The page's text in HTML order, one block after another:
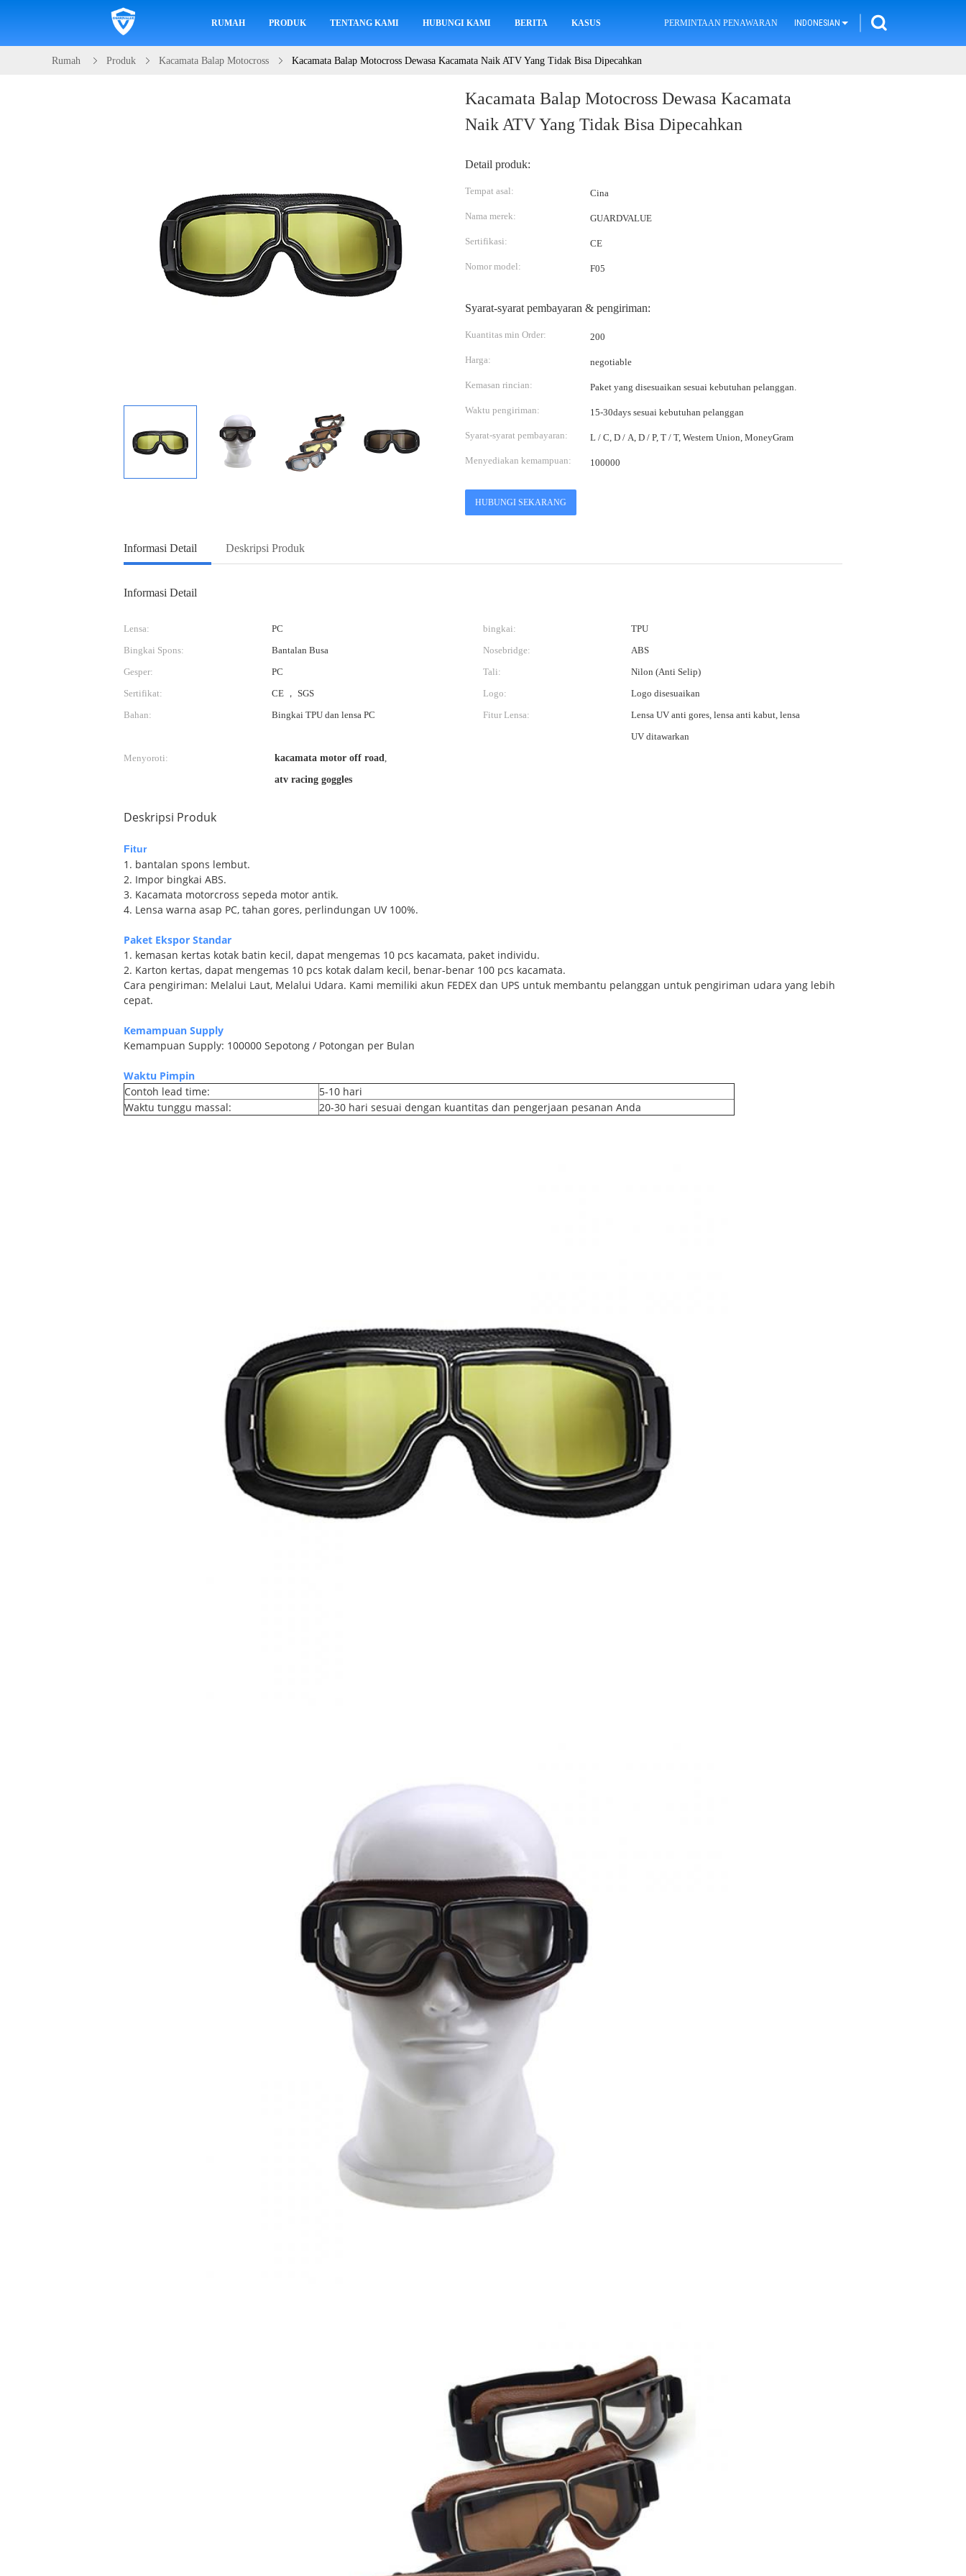
RUMAH PRODUK TENTANG KAMI HUBUNGI KAMI BERITA KASUS PERMINTAAN PENAWARAN INDONESIAN
Rumah Produk Kacamata Balap Motocross Kacamata Balap Motocross Dewasa Kacamata Naik ATV Yang Tidak Bisa Dipecahkan
Kacamata Balap Motocross Dewasa Kacamata
Naik ATV Yang Tidak Bisa Dipecahkan
Detail produk:
Tempat asal: Cina
Nama merek: GUARDVALUE
Sertifikasi: CE
Nomor model: F05
Syarat-syarat pembayaran & pengiriman:
Kuantitas min Order: 200
Harga: negotiable
Kemasan rincian: Paket yang disesuaikan sesuai kebutuhan pelanggan.
Waktu pengiriman: 15-30days sesuai kebutuhan pelanggan
Syarat-syarat pembayaran: L / C, D / A, D / P, T / T, Western Union, MoneyGram
Menyediakan kemampuan: 100000
HUBUNGI SEKARANG
Informasi Detail Deskripsi Produk
Informasi Detail
Lensa: PC bingkai:
TPU
Bingkai Spons:
Bantalan Busa Nosebridge:
ABS
Gesper:
PC Tali:
Nilon (Anti Selip)
Sertifikat:
CE ， SGS Logo:
Logo disesuaikan
Bahan:
Bingkai TPU dan lensa PC Fitur Lensa:
Lensa UV anti gores, lensa anti kabut, lensa
UV ditawarkan
Menyoroti:
kacamata motor off road,
atv racing goggles
Deskripsi Produk
Fitur
1. bantalan spons lembut.
2. Impor bingkai ABS.
3. Kacamata motorcross sepeda motor antik.
4. Lensa warna asap PC, tahan gores, perlindungan UV 100%.
Paket Ekspor Standar
1. kemasan kertas kotak batin kecil, dapat mengemas 10 pcs kacamata, paket individu.
2. Karton kertas, dapat mengemas 10 pcs kotak dalam kecil, benar-benar 100 pcs kacamata.
Cara pengiriman: Melalui Laut, Melalui Udara. Kami memiliki akun FEDEX dan UPS untuk membantu pelanggan untuk pengiriman udara yang lebih
cepat.
Kemampuan Supply
Kemampuan Supply: 100000 Sepotong / Potongan per Bulan
Waktu Pimpin
Contoh lead time:
5-10 hari
Waktu tunggu massal:
20-30 hari sesuai dengan kuantitas dan pengerjaan pesanan Anda